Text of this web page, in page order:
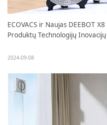
ECOVACS ir Naujas DEEBOT
Produktų Technologijų
2024-09-08